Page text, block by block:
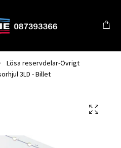
Lösa reservdelar-Övrigt
3LD - Billet